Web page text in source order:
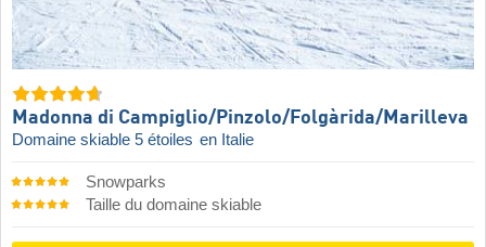
Madonna di Campiglio/​Pinzolo/​Folgàrida/​Marilleva
Domaine skiable 5 étoiles en Italie
Snowparks
Taille du domaine skiable